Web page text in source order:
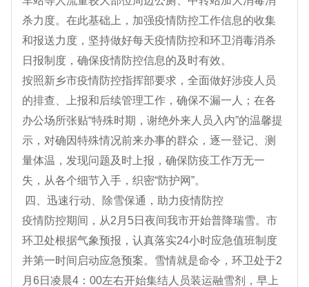
杀力度。在此基础上，加强疫情防控工作信息的收集
和报送力度，坚持做好每天疫情防控和环卫消毒消杀
日报制度，确保疫情防控信息的及时有效。
按照新乡市疫情防控指挥部要求，全面做好涉疫人员
的排查、上报和后续管理工作，确保不漏一人；在各
办公场所张贴“特殊时期，谢绝外来人员入内”的温馨提
示，对确因特殊情况前来办事的群众，逐一登记、测
量体温，发现问题及时上报，确保防疫工作万无一
失，从各个细节入手，织密“防护网”。
四、迅速行动、除雪保通，助力疫情防控
疫情防控期间，从2月5日夜间我市开始普降瑞雪。市
环卫处根据气象预报，认真落实24小时应急值班制度
并第一时间启动应急预案。雪情就是命令，环卫处于2
月6日凌晨4：00左右开始集结人员装运融雪剂，早上